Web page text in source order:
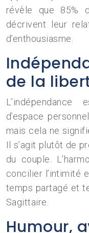
révèle que 85%
décrivent leur
d’enthousiasme.
de la
d’espace
mais cela ne
Il s’agit plutôt de
du couple.
concilier l’intimité
temps partagé et
Sagittaire.
Humour,